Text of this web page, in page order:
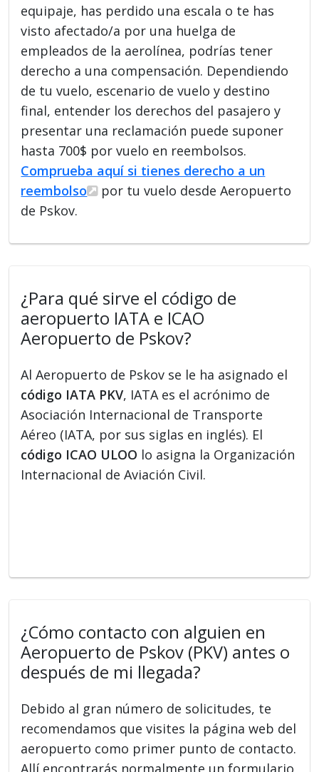
equipaje, has perdido una escala o te has
visto afectado/a por una huelga de
empleados de la aerolínea, podrías tener
derecho a una compensación. Dependiendo
de tu vuelo, escenario de vuelo y destino
final, entender los derechos del pasajero y
presentar una reclamación puede suponer
hasta 700$ por vuelo en reembolsos.
Comprueba aquí si tienes derecho a un
reembolso
por tu vuelo desde Aeropuerto
de Pskov.
¿Para qué sirve el código de
aeropuerto IATA e ICAO
Aeropuerto de Pskov?
Al Aeropuerto de Pskov se le ha asignado el
código IATA PKV, IATA es el acrónimo de
Asociación Internacional de Transporte
Aéreo (IATA, por sus siglas en inglés). El
código ICAO ULOO lo asigna la Organización
Internacional de Aviación Civil.
¿Cómo contacto con alguien en
Aeropuerto de Pskov (PKV) antes o
después de mi llegada?
Debido al gran número de solicitudes, te
recomendamos que visites la página web del
aeropuerto como primer punto de contacto.
Allí encontrarás normalmente un formulario